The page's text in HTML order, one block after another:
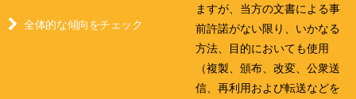
ますが、当方の文書による事
前許諾がない限り、いかなる
方法、目的においても使用
（複製、頒布、改変、公衆送
信、再利用および転送などを
全体的な傾向をチェック